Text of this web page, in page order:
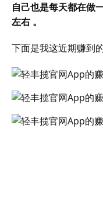
自己也是每天都在做
左右 。
下面是我这近期赚到